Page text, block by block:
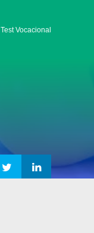
Test Vocacional